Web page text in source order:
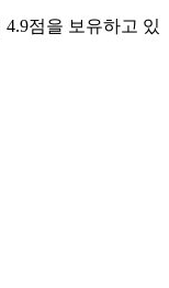
점을 보유하고 있